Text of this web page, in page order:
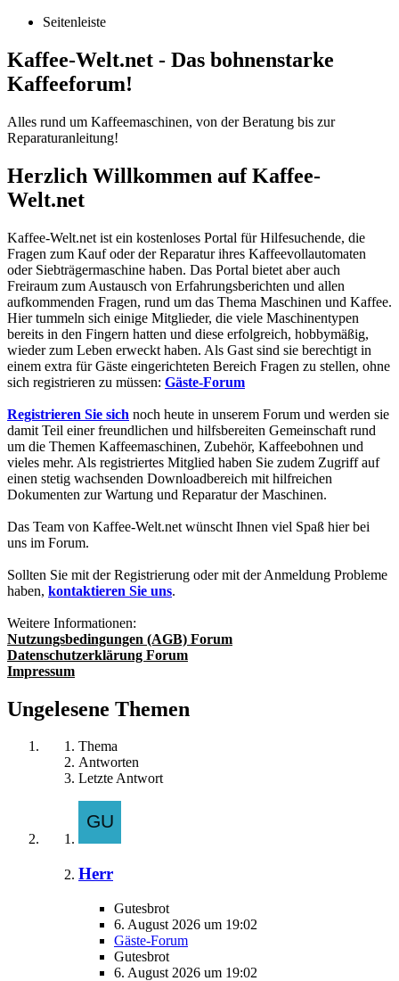
Seitenleiste
Kaffee-Welt.net - Das bohnenstarke
Kaffeeforum!
Alles rund um Kaffeemaschinen, von der Beratung bis zur
Reparaturanleitung!
Herzlich Willkommen auf Kaffee-
Welt.net
Kaffee-Welt.net ist ein kostenloses Portal für Hilfesuchende, die
Fragen zum Kauf oder der Reparatur ihres Kaffeevollautomaten
oder Siebträgermaschine haben. Das Portal bietet aber auch
Freiraum zum Austausch von Erfahrungsberichten und allen
aufkommenden Fragen, rund um das Thema Maschinen und Kaffee.
Hier tummeln sich einige Mitglieder, die viele Maschinentypen
bereits in den Fingern hatten und diese erfolgreich, hobbymäßig,
wieder zum Leben erweckt haben. Als Gast sind sie berechtigt in
einem extra für Gäste eingerichteten Bereich Fragen zu stellen, ohne
sich registrieren zu müssen: Gäste-Forum
Registrieren Sie sich noch heute in unserem Forum und werden sie
damit Teil einer freundlichen und hilfsbereiten Gemeinschaft rund
um die Themen Kaffeemaschinen, Zubehör, Kaffeebohnen und
vieles mehr. Als registriertes Mitglied haben Sie zudem Zugriff auf
einen stetig wachsenden Downloadbereich mit hilfreichen
Dokumenten zur Wartung und Reparatur der Maschinen.
Das Team von Kaffee-Welt.net wünscht Ihnen viel Spaß hier bei
uns im Forum.
Sollten Sie mit der Registrierung oder mit der Anmeldung Probleme
haben, kontaktieren Sie uns.
Weitere Informationen:
Nutzungsbedingungen (AGB) Forum
Datenschutzerklärung Forum
Impressum
Ungelesene Themen
Thema
Antworten
Letzte Antwort
Herr
Gutesbrot
6. August 2026 um 19:02
Gäste-Forum
Gutesbrot
6. August 2026 um 19:02